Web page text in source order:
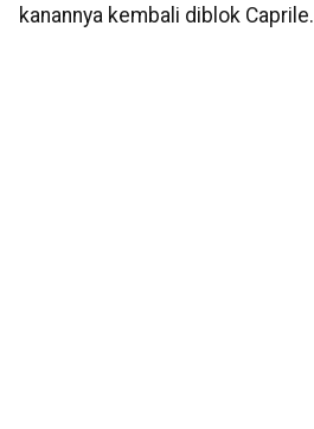
kanannya kembali diblok Caprile.